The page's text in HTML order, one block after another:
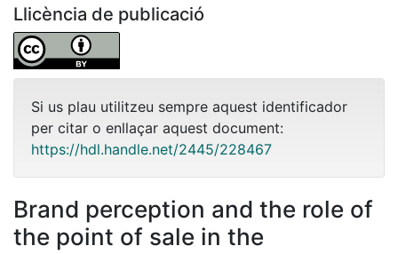
Llicència de publicació
Si us plau utilitzeu sempre aquest identificador
per citar o enllaçar aquest document:
https://hdl.handle.net/2445/228467
Brand perception and the role of
the point of sale in the